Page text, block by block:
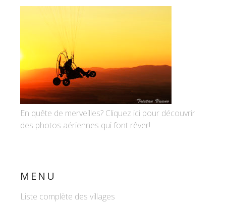
En quête de merveilles? Cliquez ici pour découvrir
des photos aériennes qui font rêver!
MENU
Liste complète des villages